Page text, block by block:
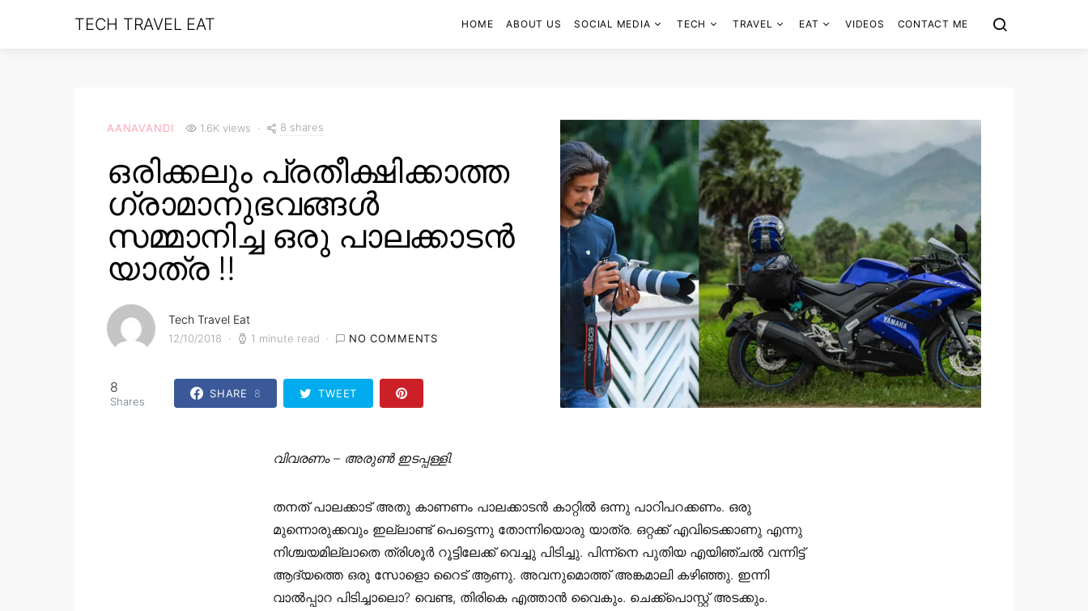
TECH TRAVEL EAT HOME ABOUT US SOCIAL MEDIA TECH TRAVEL EAT VIDEOS CONTACT ME
AANAVANDI 1.6K views 8 shares
ഒരിക്കലും പ്രതീക്ഷിക്കാത്ത
ഗ്രാമാനുഭവങ്ങൾ
സമ്മാനിച്ച ഒരു പാലക്കാടൻ
യാത്ര !!
Tech Travel Eat
12/10/2018 1 minute read NO COMMENTS
8
Shares
SHARE 8 TWEET
വിവരണം – അരുൺ ഇടപ്പള്ളി.
തനത്‌ പാലക്കാട്‌ അതു കാണണം പാലക്കാടൻ കാറ്റിൽ ഒന്നു പാറിപറക്കണം. ഒരു
മുന്നൊരുക്കവും ഇല്ലാണ്ട്‌ പെട്ടെന്നു തോന്നിയൊരു യാത്ര. ഒറ്റക്ക്‌ എവിടെക്കാണു എന്നു
നിശ്ചയമില്ലാതെ ത്രിശൂർ റൂട്ടിലേക്ക്‌ വെച്ചു പിടിച്ചു. പിന്ന്നെ പുതിയ എയിഞ്ചൽ വന്നിട്ട്‌
ആദ്യത്തെ ഒരു സോളൊ റൈട്‌ ആണു. അവനുമൊത്ത്‌ അങ്കമാലി കഴിഞ്ഞു. ഇന്നി
വാൽപ്പാറ പിടിച്ചാലൊ? വെണ്ട, തിരികെ എത്താൻ വൈകും. ചെക്ക്പൊസ്റ്റ്‌ അടക്കും.